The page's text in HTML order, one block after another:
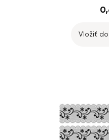
Vložiť do